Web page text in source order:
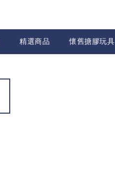
精選商品 懷舊搪膠玩具